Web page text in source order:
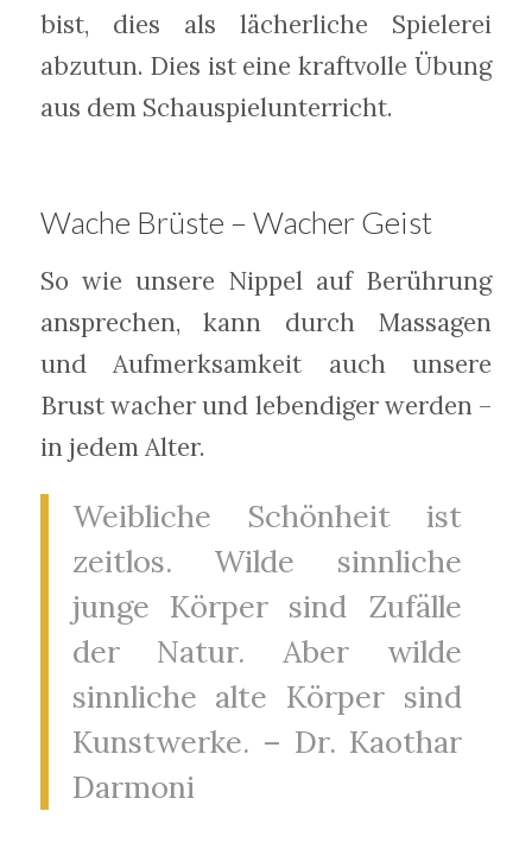
bist, dies als lächerliche Spielerei
abzutun. Dies ist eine kraftvolle Übung
aus dem Schauspielunterricht.
Wache Brüste – Wacher Geist
So wie unsere Nippel auf Berührung
ansprechen, kann durch Massagen
und Aufmerksamkeit auch unsere
Brust wacher und lebendiger werden –
in jedem Alter.
Weibliche Schönheit ist
zeitlos. Wilde sinnliche
junge Körper sind Zufälle
der Natur. Aber wilde
sinnliche alte Körper sind
Kunstwerke. – Dr. Kaothar
Darmoni